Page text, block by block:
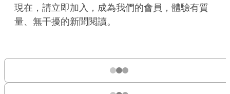
現在，請立即加入，成為我們的會員，體驗有質
量、無干擾的新聞閱讀。